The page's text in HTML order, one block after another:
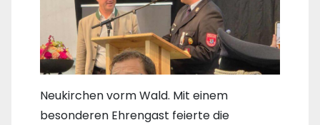
Neukirchen vorm Wald. Mit einem
besonderen Ehrengast feierte die